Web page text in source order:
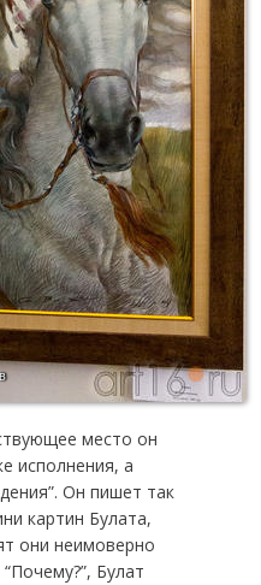
место он
исполнения, а
Он пишет так
картин Булата,
они неимоверно
Булат